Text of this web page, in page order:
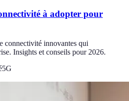
à adopter pour
connectivité innovantes qui
Insights et conseils pour 2026.
5G